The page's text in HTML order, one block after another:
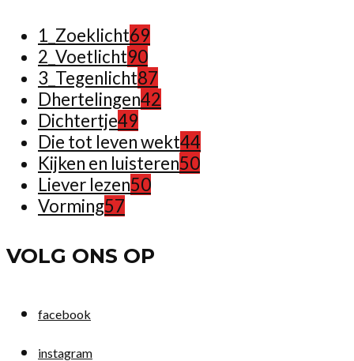
1_Zoeklicht69
2_Voetlicht90
3_Tegenlicht87
Dhertelingen42
Dichtertje49
Die tot leven wekt44
Kijken en luisteren50
Liever lezen50
Vorming57
VOLG ONS OP
facebook
instagram